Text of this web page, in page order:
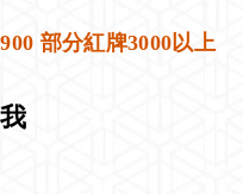
部分紅牌3000以上